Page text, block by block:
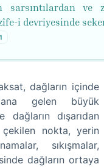
ve
i devriyesinde
1
dağların içinde
gelen büyük
dışarıdan
nokta, yerin
sıkışmalar,
dağların ortaya